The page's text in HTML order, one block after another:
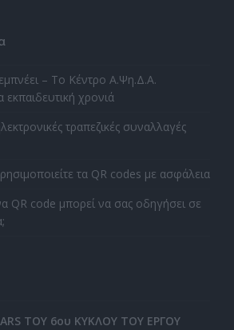
– Το Κέντρο Α.Ψη.Δ.Α.
εκπαιδευτική χρονιά
τραπεζικές συναλλαγές
τα QR codes με ασφάλεια
QR code μπορεί να σας οδηγήσει σε
ΤΟΥ 6ου ΚΥΚΛΟΥ ΤΟΥ ΕΡΓΟΥ